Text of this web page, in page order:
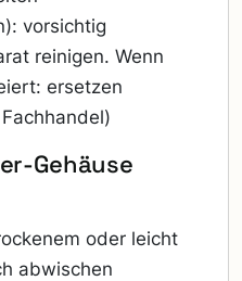
vorsichtig
reinigen. Wenn
ersetzen
Gehäuse
oder leicht
abwischen